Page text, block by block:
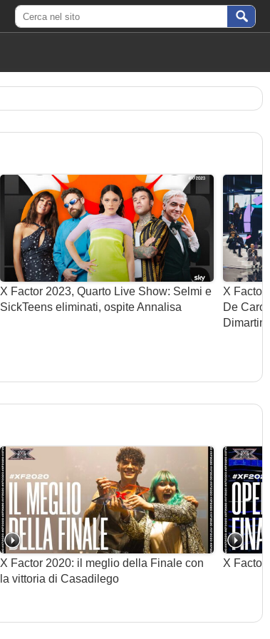
X Factor 2023, Quarto Live Show: Selmi e
SickTeens eliminati, ospite Annalisa
X Factor
De Caro
X Factor 2020: il meglio della Finale con
la vittoria di Casadilego
X Factor